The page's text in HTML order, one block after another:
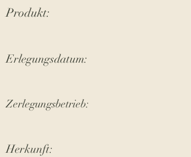
Produkt:
Erlegungsdatum:
Zerlegungsbetrieb:
Herkunft: